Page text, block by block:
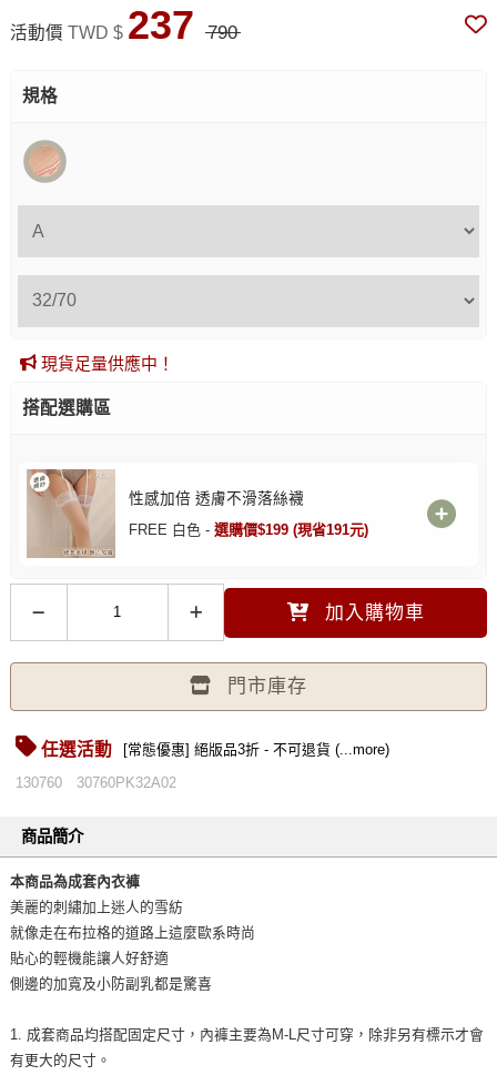
活動價 TWD $ 237 790
規格
現貨足量供應中！
搭配選購區
性感加倍 透膚不滑落絲襪
FREE 白色 - 選購價$199 (現省191元)
加入購物車
門市庫存
任選活動 [常態優惠] 絕版品3折 - 不可退貨 (...more)
130760 30760PK32A02
商品簡介
本商品為成套內衣褲
美麗的刺繡加上迷人的雪紡
就像走在布拉格的道路上這麼歐系時尚
貼心的輕機能讓人好舒適
側邊的加寬及小防副乳都是驚喜
1. 成套商品均搭配固定尺寸，內褲主要為M-L尺寸可穿，除非另有標示才會
有更大的尺寸。